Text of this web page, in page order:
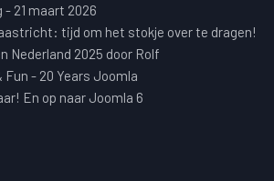
- 21 maart 2026
tijd om het stokje over te dragen!
Nederland 2025 door Rolf
Fun - 20 Years Joomla
En op naar Joomla 6